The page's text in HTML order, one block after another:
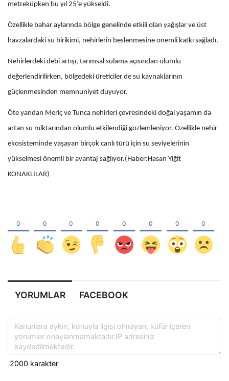
metreküpken bu yıl 25’e yükseldi.
Özellikle bahar aylarında bölge genelinde etkili olan yağışlar ve üst
havzalardaki su birikimi, nehirlerin beslenmesine önemli katkı sağladı.
Nehirlerdeki debi artışı, tarımsal sulama açısından olumlu
değerlendirilirken, bölgedeki üreticiler de su kaynaklarının
güçlenmesinden memnuniyet duyuyor.
Öte yandan Meriç ve Tunca nehirleri çevresindeki doğal yaşamın da
artan su miktarından olumlu etkilendiği gözlemleniyor. Özellikle nehir
ekosisteminde yaşayan birçok canlı türü için su seviyelerinin
yükselmesi önemli bir avantaj sağlıyor.(Haber:Hasan Yiğit
KONAKLILAR)
YORUMLAR FACEBOOK